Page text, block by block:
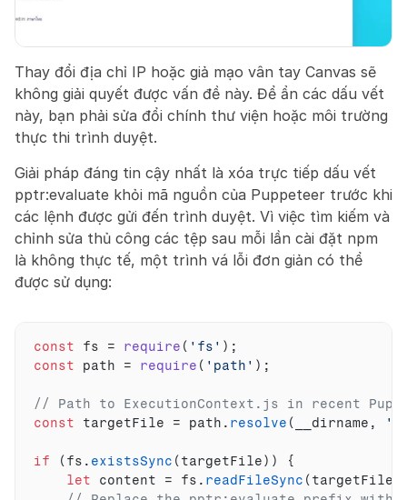
Thay đổi địa chỉ IP hoặc giả mạo vân tay Canvas sẽ
không giải quyết được vấn đề này. Để ẩn các dấu vết
này, bạn phải sửa đổi chính thư viện hoặc môi trường
thực thi trình duyệt.
Giải pháp đáng tin cậy nhất là xóa trực tiếp dấu vết
pptr:evaluate khỏi mã nguồn của Puppeteer trước khi
các lệnh được gửi đến trình duyệt. Vì việc tìm kiếm và
chỉnh sửa thủ công các tệp sau mỗi lần cài đặt npm
là không thực tế, một trình vá lỗi đơn giản có thể
được sử dụng:
const fs = require ( 'fs' ) ;
const
path = require ( 'path' ) ;
// Path to ExecutionContext.js in recent
const
targetFile = path . resolve ( __dirname ,
if ( fs . existsSync ( targetFile) )
{
let
content = fs . readFileSync ( targetFile